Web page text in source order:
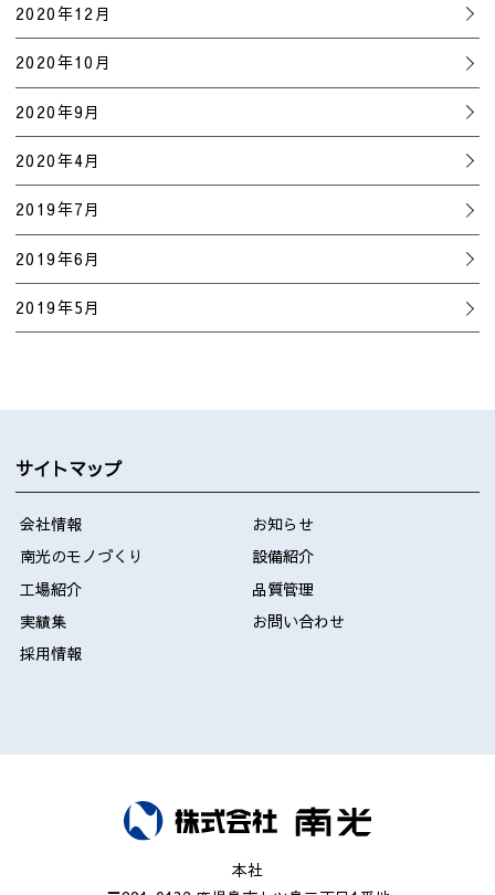
2020年12月
2020年10月
2020年9月
2020年4月
2019年7月
2019年6月
2019年5月
サイトマップ
会社情報
お知らせ
南光のモノづくり
設備紹介
工場紹介
品質管理
実績集
お問い合わせ
採用情報
本社